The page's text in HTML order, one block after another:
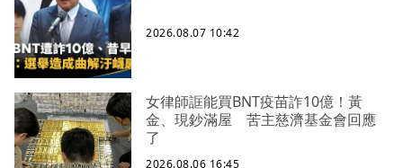
2026.08.07 10:42
女律師誆能買BNT疫苗詐10億！黃
金、現鈔滿屋 苦主慈濟基金會回應
了
2026.08.06 16:45